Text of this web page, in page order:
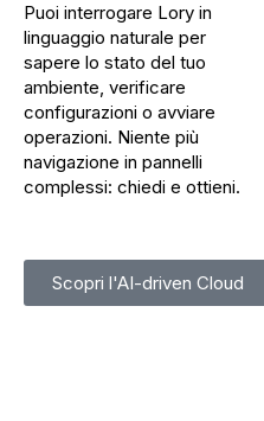
Puoi interrogare Lory in
linguaggio naturale per
sapere lo stato del tuo
ambiente, verificare
configurazioni o avviare
operazioni. Niente più
navigazione in pannelli
complessi: chiedi e ottieni.
Scopri l'AI-driven Cloud